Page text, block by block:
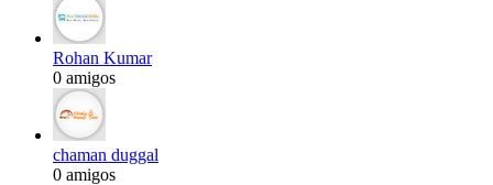
Rohan Kumar
0 amigos
chaman duggal
0 amigos